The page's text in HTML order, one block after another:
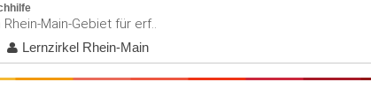
Main-Gebiet für erf..
Lernzirkel Rhein-Main